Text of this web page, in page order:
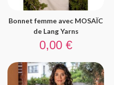
Bonnet femme avec MOSAÏC
de Lang Yarns
Prix
0,00 €